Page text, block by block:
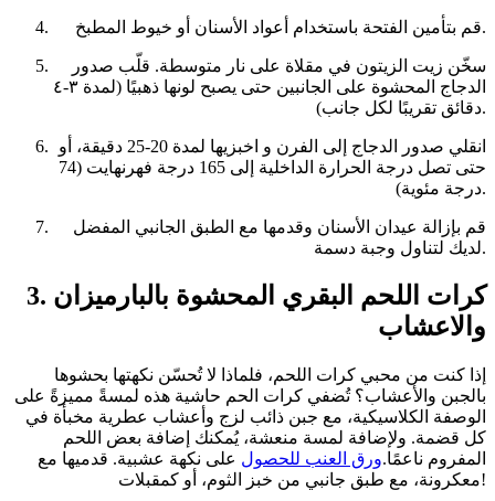
قم بتأمين الفتحة باستخدام أعواد الأسنان أو خيوط المطبخ.
سخّن زيت الزيتون في مقلاة على نار متوسطة. قلّب صدور
الدجاج المحشوة على الجانبين حتى يصبح لونها ذهبيًا (لمدة ٣-٤
دقائق تقريبًا لكل جانب).
انقلي صدور الدجاج إلى الفرن و اخبزيها لمدة 20-25 دقيقة، أو
حتى تصل درجة الحرارة الداخلية إلى 165 درجة فهرنهايت (74
درجة مئوية).
قم بإزالة عيدان الأسنان وقدمها مع الطبق الجانبي المفضل
لديك لتناول وجبة دسمة.
3. كرات اللحم البقري المحشوة بالبارميزان
والاعشاب
إذا كنت من محبي كرات اللحم، فلماذا لا تُحسّن نكهتها بحشوها
بالجبن والأعشاب؟ تُضفي كرات الحم حاشية هذه لمسةً مميزةً على
الوصفة الكلاسيكية، مع جبن ذائب لزج وأعشاب عطرية مخبأة في
كل قضمة. ولإضافة لمسة منعشة، يُمكنك إضافة بعض اللحم
المفروم ناعمًا.ورق العنب للحصول على نكهة عشبية. قدميها مع
معكرونة، مع طبق جانبي من خبز الثوم، أو كمقبلات!